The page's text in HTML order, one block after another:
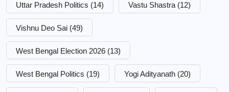
Uttar Pradesh Politics (14) Vastu Shastra (12)
Vishnu Deo Sai (49)
West Bengal Election 2026 (13)
West Bengal Politics (19) Yogi Adityanath (20)